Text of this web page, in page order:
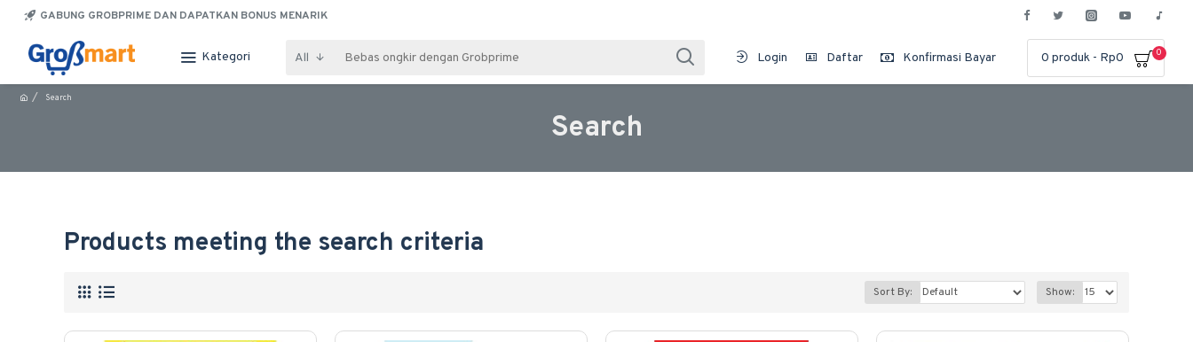
GABUNG GROBPRIME DAN DAPATKAN BONUS MENARIK
Kategori All Login Daftar Konfirmasi Bayar 0 produk - Rp0 0
Search
Search
Products meeting the search criteria
Sort By: Show: